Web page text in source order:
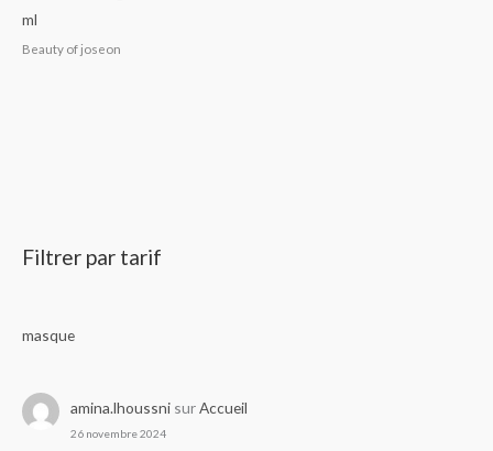
Filtrer par tarif
masque
amina.lhoussni surAccueil
26 novembre 2024
ml
Beauty of joseon